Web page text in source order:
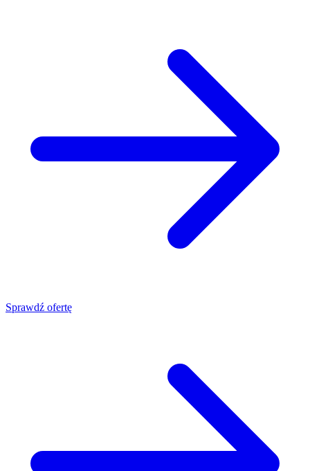
Sprawdź ofertę